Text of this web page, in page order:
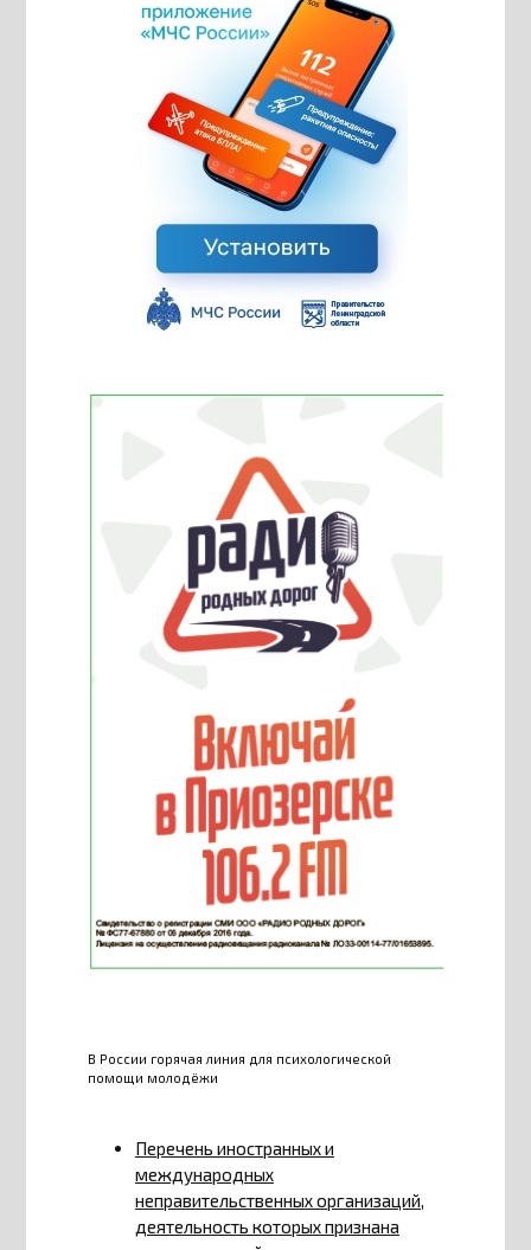
В России горячая линия для психологической
помощи молодёжи
Перечень иностранных и
международных
неправительственных организаций,
деятельность которых признана